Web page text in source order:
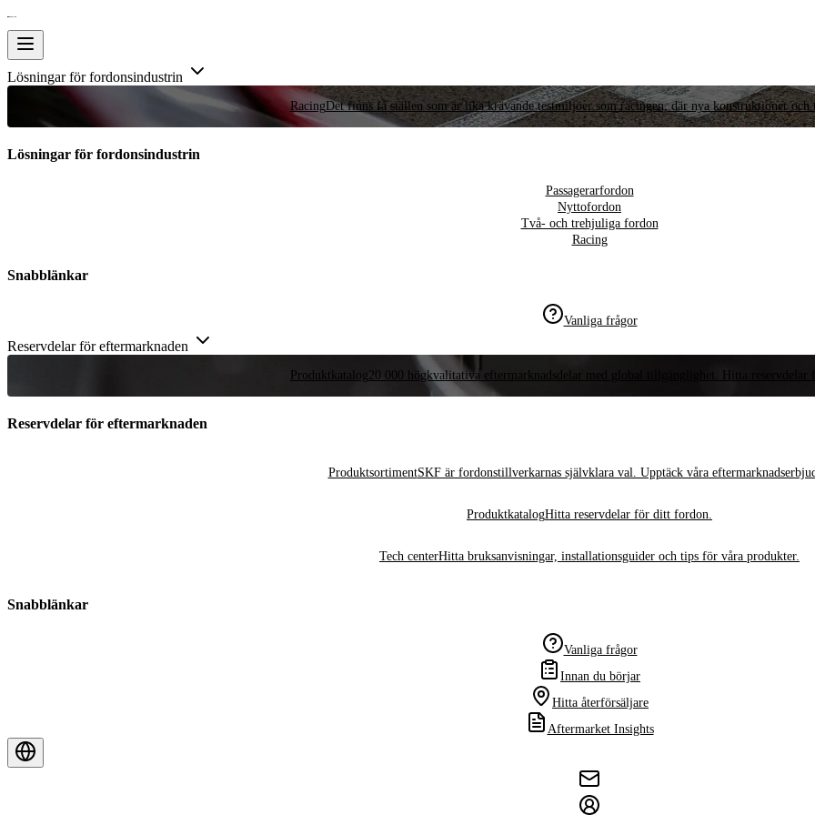
Lösningar för fordonsindustrin
RacingDet finns få ställen som är lika krävande testmiljöer som racingen, där nya konstruktioner och
Lösningar för fordonsindustrin
Passagerarfordon
Nyttofordon
Två- och trehjuliga fordon
Racing
Snabblänkar
Vanliga frågor
Reservdelar för eftermarknaden
Produktkatalog20 000 högkvalitativa eftermarknadsdelar med global tillgänglighet. Hitta reservdelar
Reservdelar för eftermarknaden
ProduktsortimentSKF är fordonstillverkarnas självklara val. Upptäck våra
ProduktkatalogHitta reservdelar för ditt fordon.
Tech centerHitta bruksanvisningar, installationsguider och tips för våra produkter.
Snabblänkar
Vanliga frågor
Innan du börjar
Hitta återförsäljare
Aftermarket Insights